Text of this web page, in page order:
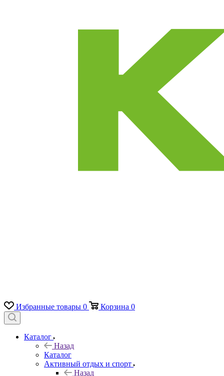
Избранные товары 0 Корзина 0
Каталог
Назад
Каталог
Активный отдых и спорт
Назад